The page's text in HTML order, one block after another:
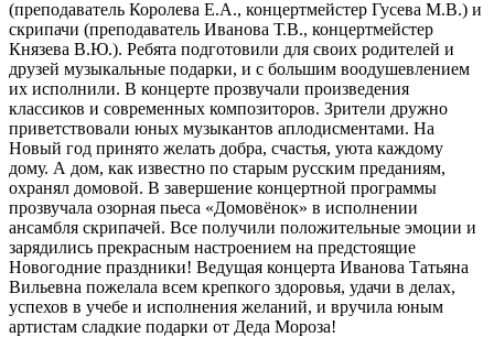
(преподаватель Королева Е.А., концертмейстер Гусева М.В.) и
скрипачи (преподаватель Иванова Т.В., концертмейстер
Князева В.Ю.). Ребята подготовили для своих родителей и
друзей музыкальные подарки, и с большим воодушевлением
их исполнили. В концерте прозвучали произведения
классиков и современных композиторов. Зрители дружно
приветствовали юных музыкантов аплодисментами. На
Новый год принято желать добра, счастья, уюта каждому
дому. А дом, как известно по старым русским преданиям,
охранял домовой. В завершение концертной программы
прозвучала озорная пьеса «Домовёнок» в исполнении
ансамбля скрипачей. Все получили положительные эмоции и
зарядились прекрасным настроением на предстоящие
Новогодние праздники! Ведущая концерта Иванова Татьяна
Вильевна пожелала всем крепкого здоровья, удачи в делах,
успехов в учебе и исполнения желаний, и вручила юным
артистам сладкие подарки от Деда Мороза!